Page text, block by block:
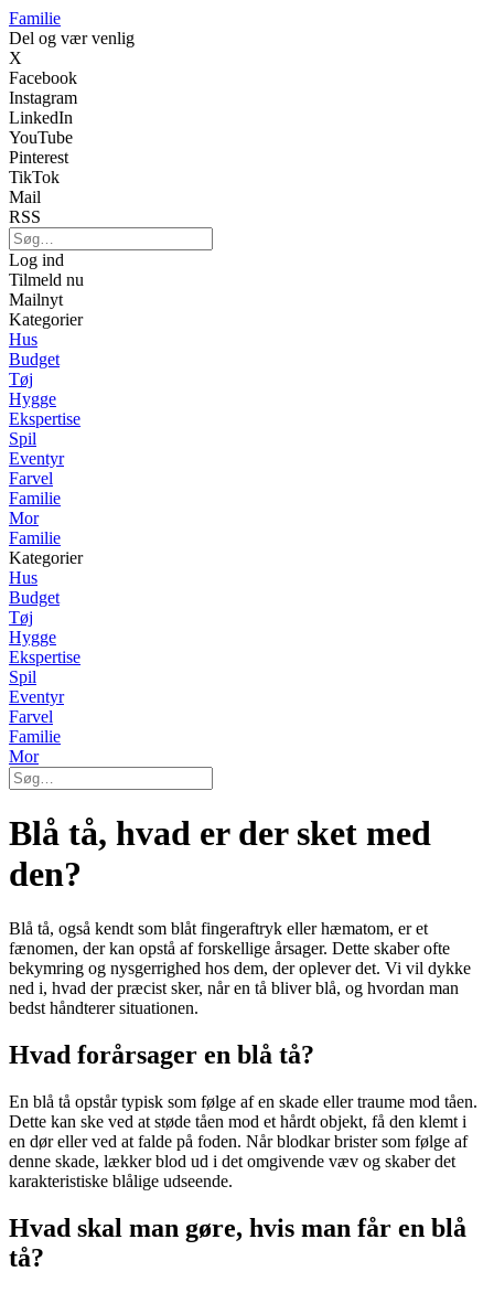
Familie
Del og vær venlig
X
Facebook
Instagram
LinkedIn
YouTube
Pinterest
TikTok
Mail
RSS
Log ind
Tilmeld nu
Mailnyt
Kategorier
Hus
Budget
Tøj
Hygge
Ekspertise
Spil
Eventyr
Farvel
Familie
Mor
Familie
Kategorier
Hus
Budget
Tøj
Hygge
Ekspertise
Spil
Eventyr
Farvel
Familie
Mor
Blå tå, hvad er der sket med
den?
Blå tå, også kendt som blåt fingeraftryk eller hæmatom, er et
fænomen, der kan opstå af forskellige årsager. Dette skaber ofte
bekymring og nysgerrighed hos dem, der oplever det. Vi vil dykke
ned i, hvad der præcist sker, når en tå bliver blå, og hvordan man
bedst håndterer situationen.
Hvad forårsager en blå tå?
En blå tå opstår typisk som følge af en skade eller traume mod tåen.
Dette kan ske ved at støde tåen mod et hårdt objekt, få den klemt i
en dør eller ved at falde på foden. Når blodkar brister som følge af
denne skade, lækker blod ud i det omgivende væv og skaber det
karakteristiske blålige udseende.
Hvad skal man gøre, hvis man får en blå
tå?